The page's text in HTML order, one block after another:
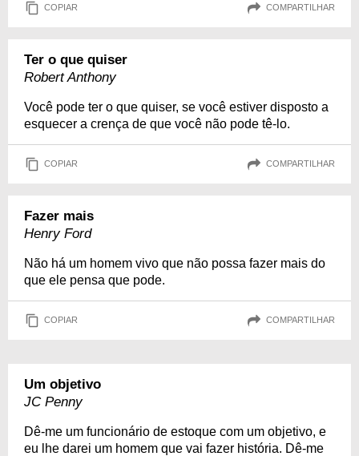
COPIAR COMPARTILHAR
Ter o que quiser
Robert Anthony
Você pode ter o que quiser, se você estiver disposto a
esquecer a crença de que você não pode tê-lo.
COPIAR COMPARTILHAR
Fazer mais
Henry Ford
Não há um homem vivo que não possa fazer mais do
que ele pensa que pode.
COPIAR COMPARTILHAR
Um objetivo
JC Penny
Dê-me um funcionário de estoque com um objetivo, e
eu lhe darei um homem que vai fazer história. Dê-me